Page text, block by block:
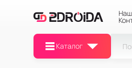
Каталог